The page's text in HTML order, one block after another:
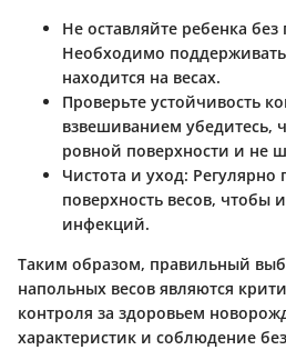
Не оставляйте ребенка
Необходимо
находится на весах.
Проверьте устойчивость
взвешиванием убедитесь,
ровной поверхности и не
Чистота и уход:
поверхность весов, чтобы
инфекций.
Таким образом, правильный
напольных весов являются
контроля за здоровьем
характеристик и соблюдение